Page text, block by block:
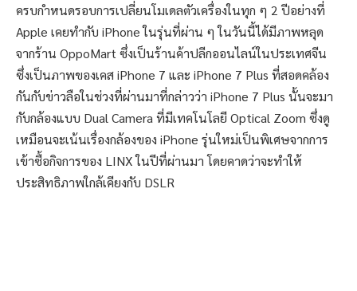
ครบกำหนดรอบการเปลี่ยนโมเดลตัวเครื่องในทุก ๆ 2 ปีอย่างที่
Apple เคยทำกับ iPhone ในรุ่นที่ผ่าน ๆ ในวันนี้ได้มีภาพหลุด
จากร้าน OppoMart ซึ่งเป็นร้านค้าปลีกออนไลน์ในประเทศจีน
ซึ่งเป็นภาพของเคส iPhone 7 และ iPhone 7 Plus ที่สอดคล้อง
กันกับข่าวลือในช่วงที่ผ่านมาที่กล่าวว่า iPhone 7 Plus นั้นจะมา
กับกล้องแบบ Dual Camera ที่มีเทคโนโลยี Optical Zoom ซึ่งดู
เหมือนจะเน้นเรื่องกล้องของ iPhone รุ่นใหม่เป็นพิเศษจากการ
เข้าซื้อกิจการของ LINX ในปีที่ผ่านมา โดยคาดว่าจะทำให้
ประสิทธิภาพใกล้เคียงกับ DSLR